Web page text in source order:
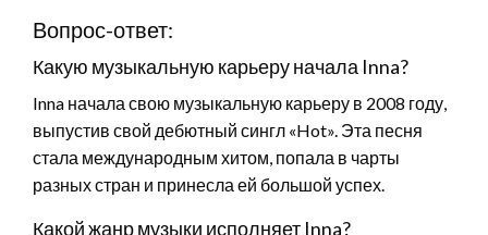
Вопрос-ответ:
Какую музыкальную карьеру начала Inna?
Inna начала свою музыкальную карьеру в 2008 году,
выпустив свой дебютный сингл «Hot». Эта песня
стала международным хитом, попала в чарты
разных стран и принесла ей большой успех.
Какой жанр музыки исполняет Inna?